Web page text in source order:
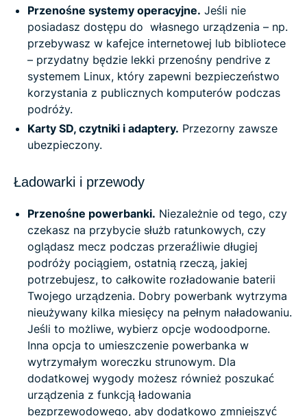
Przenośne systemy operacyjne. Jeśli nie
posiadasz dostępu do własnego urządzenia – np.
przebywasz w kafejce internetowej lub bibliotece
– przydatny będzie lekki przenośny pendrive z
systemem Linux, który zapewni bezpieczeństwo
korzystania z publicznych komputerów podczas
podróży.
Karty SD, czytniki i adaptery. Przezorny zawsze
ubezpieczony.
Ładowarki i przewody
Przenośne powerbanki. Niezależnie od tego, czy
czekasz na przybycie służb ratunkowych, czy
oglądasz mecz podczas przeraźliwie długiej
podróży pociągiem, ostatnią rzeczą, jakiej
potrzebujesz, to całkowite rozładowanie baterii
Twojego urządzenia. Dobry powerbank wytrzyma
nieużywany kilka miesięcy na pełnym naładowaniu.
Jeśli to możliwe, wybierz opcje wodoodporne.
Inna opcja to umieszczenie powerbanka w
wytrzymałym woreczku strunowym. Dla
dodatkowej wygody możesz również poszukać
urządzenia z funkcją ładowania
bezprzewodowego, aby dodatkowo zmniejszyć